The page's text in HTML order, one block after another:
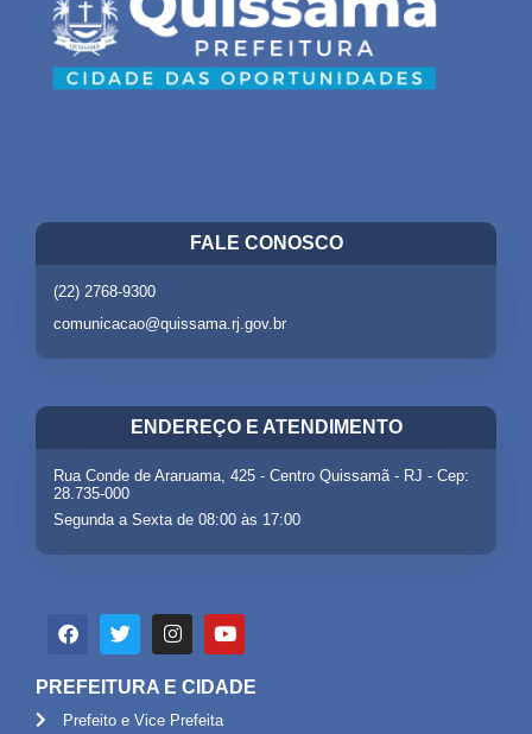
FALE CONOSCO
(22) 2768-9300
comunicacao@quissama.rj.gov.br
ENDEREÇO E ATENDIMENTO
Rua Conde de Araruama, 425 - Centro Quissamã - RJ - Cep:
28.735-000
Segunda a Sexta de 08:00 às 17:00
PREFEITURA E CIDADE
Prefeito e Vice Prefeita